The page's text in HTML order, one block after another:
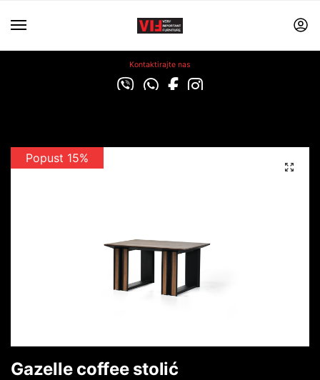
Kontaktirajte nas
Popust 15%
Gazelle coffee stolić